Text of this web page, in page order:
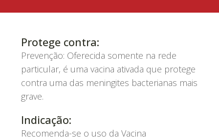
Protege contra:
Prevenção: Oferecida somente na rede
particular, é uma vacina ativada que protege
contra uma das meningites bacterianas mais
grave.
Indicação:
Recomenda-se o uso da Vacina